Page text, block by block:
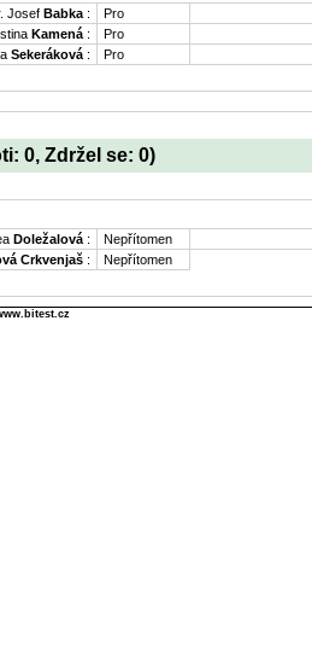
Josef Babka :
Pro
Kamená :
Pro
Sekeráková : Pro
0, Zdržel se: 0)
Doležalová :
Nepřítomen
Crkvenjaš : Nepřítomen